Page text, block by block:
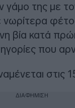
γάμο της με
νωρίτερα
βία κατά
που
στις
ΔΙΑΦΗΜΙΣΗ